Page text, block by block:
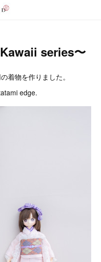
series〜
着物を作りました。
edge.